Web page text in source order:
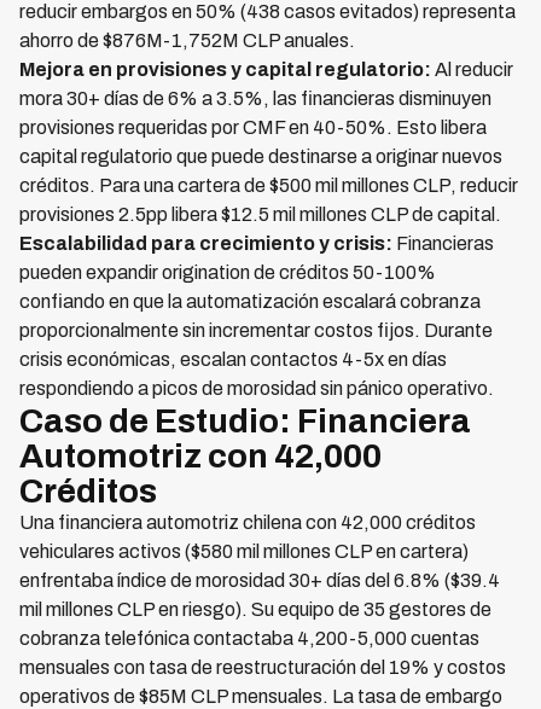
reducir embargos en 50% (438 casos evitados) representa
ahorro de $876M-1,752M CLP anuales.
Mejora en provisiones y capital regulatorio: Al reducir
mora 30+ días de 6% a 3.5%, las financieras disminuyen
provisiones requeridas por CMF en 40-50%. Esto libera
capital regulatorio que puede destinarse a originar nuevos
créditos. Para una cartera de $500 mil millones CLP, reducir
provisiones 2.5pp libera $12.5 mil millones CLP de capital.
Escalabilidad para crecimiento y crisis: Financieras
pueden expandir origination de créditos 50-100%
confiando en que la automatización escalará cobranza
proporcionalmente sin incrementar costos fijos. Durante
crisis económicas, escalan contactos 4-5x en días
respondiendo a picos de morosidad sin pánico operativo.
Caso de Estudio: Financiera
Automotriz con 42,000
Créditos
Una financiera automotriz chilena con 42,000 créditos
vehiculares activos ($580 mil millones CLP en cartera)
enfrentaba índice de morosidad 30+ días del 6.8% ($39.4
mil millones CLP en riesgo). Su equipo de 35 gestores de
cobranza telefónica contactaba 4,200-5,000 cuentas
mensuales con tasa de reestructuración del 19% y costos
operativos de $85M CLP mensuales. La tasa de embargo